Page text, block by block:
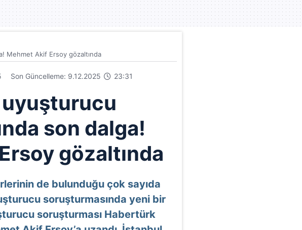
Mehmet Akif Ersoy gözaltında
Son Güncelleme: 9.12.2025 23:31
son dalga!
gözaltında
de bulunduğu çok sayıda
soruşturmasında yeni bir
soruşturması Habertürk